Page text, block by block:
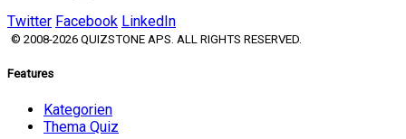
Twitter Facebook LinkedIn
© 2008-2026 QUIZSTONE APS. ALL RIGHTS RESERVED.
Features
Kategorien
Thema Quiz